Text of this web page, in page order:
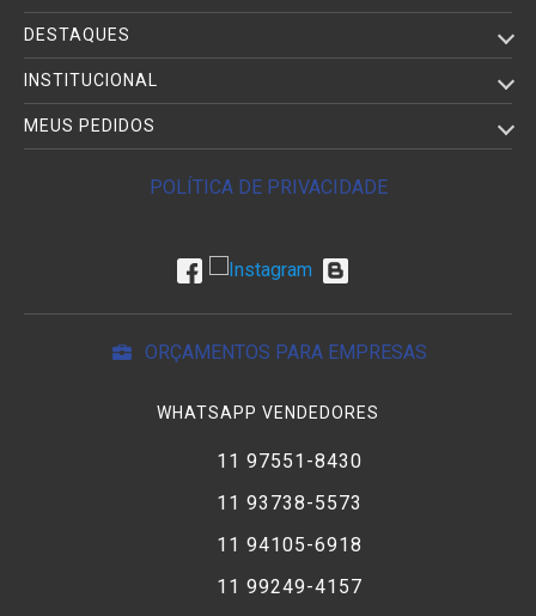
DESTAQUES
INSTITUCIONAL
MEUS PEDIDOS
POLÍTICA DE PRIVACIDADE
ORÇAMENTOS PARA EMPRESAS
WHATSAPP VENDEDORES
11 97551-8430
11 93738-5573
11 94105-6918
11 99249-4157